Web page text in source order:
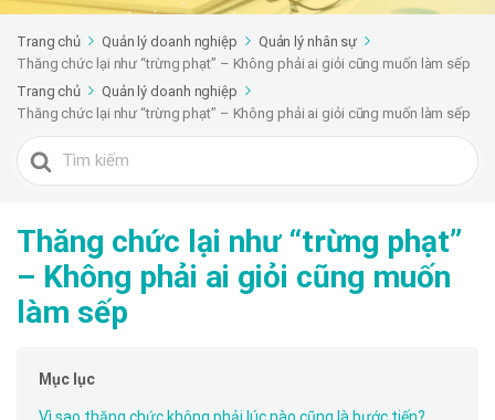
Trang chủ Quản lý doanh nghiệp
Quản lý nhân sự
Thăng chức lại như “trừng phạt” – Không phải ai giỏi cũng muốn làm sếp
Trang chủ
Quản lý doanh nghiệp
Thăng chức lại như “trừng phạt” – Không phải ai giỏi cũng muốn làm sếp
Search
For
Thăng chức lại như “trừng phạt”
– Không phải ai giỏi cũng muốn
làm sếp
Mục lục